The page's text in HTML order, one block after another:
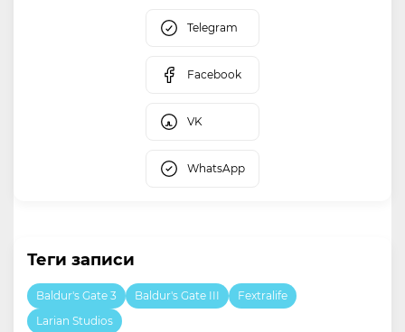
Telegram
Facebook
VK
WhatsApp
Теги записи
Baldur's Gate 3 Baldur's Gate III
Fextralife
Larian Studios